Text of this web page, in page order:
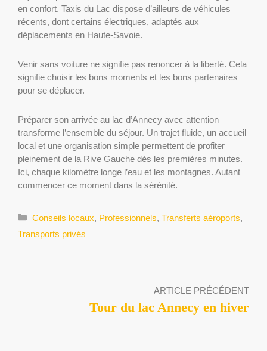
en confort. Taxis du Lac dispose d’ailleurs de véhicules
récents, dont certains électriques, adaptés aux
déplacements en Haute-Savoie.
Venir sans voiture ne signifie pas renoncer à la liberté. Cela
signifie choisir les bons moments et les bons partenaires
pour se déplacer.
Préparer son arrivée au lac d’Annecy avec attention
transforme l’ensemble du séjour. Un trajet fluide, un accueil
local et une organisation simple permettent de profiter
pleinement de la Rive Gauche dès les premières minutes.
Ici, chaque kilomètre longe l’eau et les montagnes. Autant
commencer ce moment dans la sérénité.
Catégories
Conseils locaux, Professionnels, Transferts aéroports,
Transports privés
ARTICLE PRÉCÉDENT
Tour du lac Annecy en hiver